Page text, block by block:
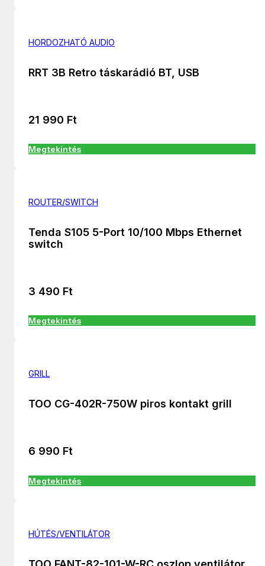
HORDOZHATÓ AUDIO
RRT 3B Retro táskarádió BT, USB
21 990 Ft
Megtekintés
ROUTER/SWITCH
Tenda S105 5-Port 10/100 Mbps Ethernet
switch
3 490 Ft
Megtekintés
GRILL
TOO CG-402R-750W piros kontakt grill
6 990 Ft
Megtekintés
HÚTÉS/VENTILÁTOR